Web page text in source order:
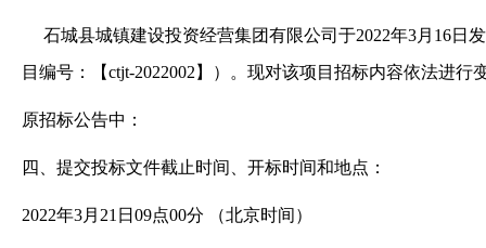
金沙娱场城app
石城县城镇建设投资经营集团有限公司于2022年3月16日
目编号：【ctjt-2022002】）。现对该项目招标内容依法进
原招标公告中：
四、提交投标文件截止时间、开标时间和地点：
2022年3月21日09点00分 （北京时间）